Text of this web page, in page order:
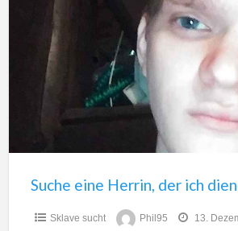
kann.
Suche eine Herrin, der ich
Sklave sucht Phil95 13.